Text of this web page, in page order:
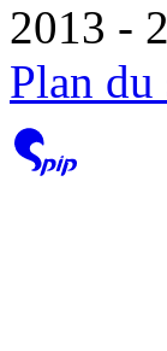
2013 -
Plan du